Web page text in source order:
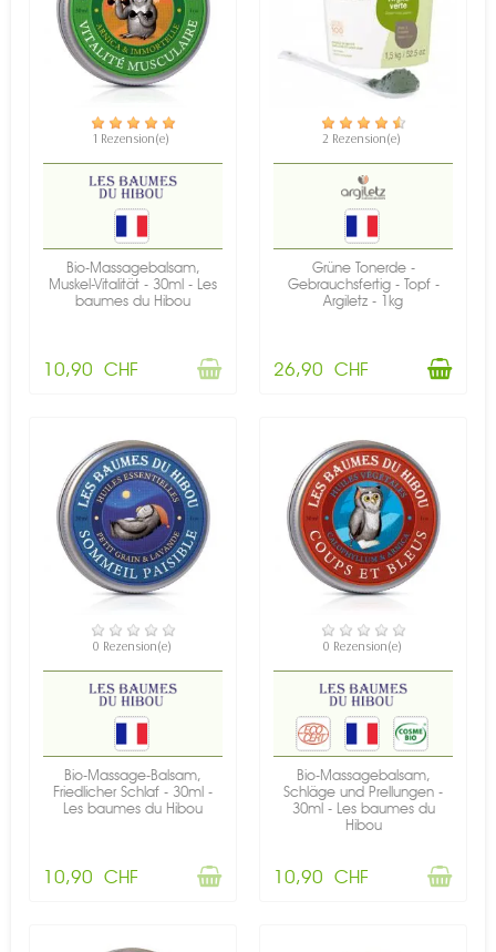
NICHT AUF LAGER
1 Rezension(e)
Bio-Massagebalsam,
Muskel-Vitalität - 30ml - Les
baumes du Hibou
10,90 CHF
VERFÜGBAR
2 Rezension(e)
Grüne Tonerde -
Gebrauchsfertig - Topf -
Argiletz - 1kg
26,90 CHF
NICHT AUF LAGER
0 Rezension(e)
Bio-Massage-Balsam,
Friedlicher Schlaf - 30ml -
Les baumes du Hibou
10,90 CHF
NICHT AUF LAGER
0 Rezension(e)
Bio-Massagebalsam,
Schläge und Prellungen -
30ml - Les baumes du
Hibou
10,90 CHF